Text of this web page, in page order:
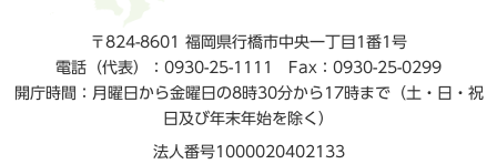
〒824-8601 福岡県行橋市中央一丁目1番1号
電話（代表）：0930-25-1111
Fax：0930-25-0299
開庁時間：月曜日から金曜日の8時30分から17時まで（土・日・祝
日及び年末年始を除く）
法人番号1000020402133